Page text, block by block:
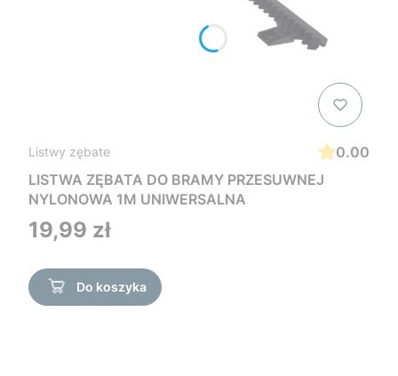
Listwy zębate
0.00
LISTWA ZĘBATA DO BRAMY PRZESUWNEJ
NYLONOWA 1M UNIWERSALNA
Cena
19,99 zł
Do koszyka